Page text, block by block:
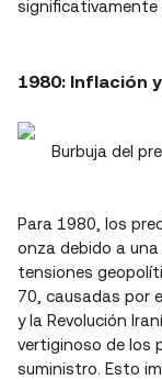
significativamente
1980: Inflación
Burbuja del
Para 1980, los
onza debido a
tensiones
70, causadas por
y la Revolución
vertiginoso de los
suministro. Esto